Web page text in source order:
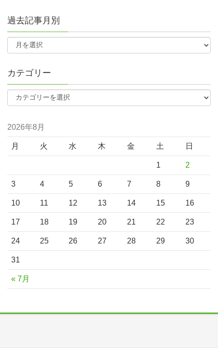
過去記事月別
カテゴリー
2026年8月
月 火 水 木 金 土 日
« 7月
1 2
3 4 5 6 7 8 9
10 11 12 13 14 15 16
17 18 19 20 21 22 23
24 25 26 27 28 29 30
31